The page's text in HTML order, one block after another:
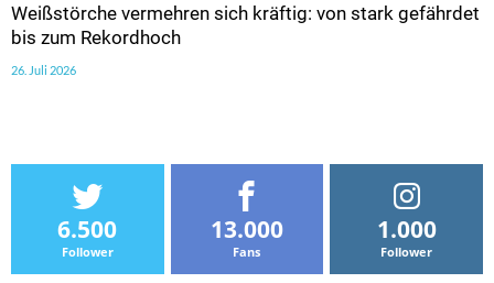
Weißstörche vermehren sich kräftig: von stark gefährdet
bis zum Rekordhoch
26. Juli 2026
6.500
Follower
13.000
Fans
1.000
Follower